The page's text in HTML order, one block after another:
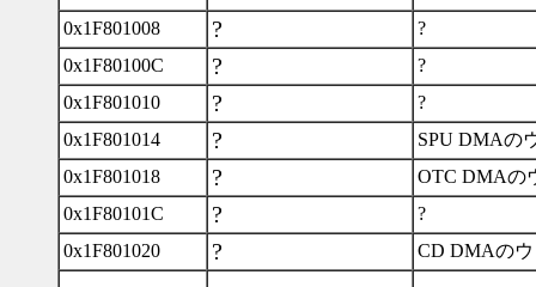
0x1F801008
?
?
0x1F80100C
?
?
0x1F801010
?
?
0x1F801014
?
SPU DMAの
0x1F801018
?
OTC DMAの
0x1F80101C
?
?
0x1F801020
? CD DMAのウ